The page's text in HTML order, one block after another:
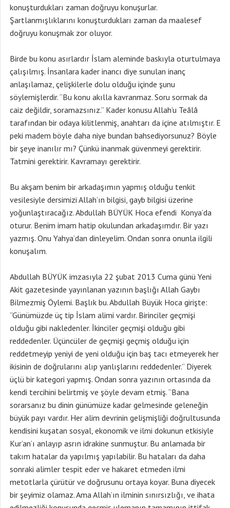
konuşturdukları zaman doğruyu konuşurlar.
Şartlanmışlıklarını konuşturdukları zaman da maalesef
doğruyu konuşmak zor oluyor.
Birde bu konu asırlardır İslam aleminde baskıyla oturtulmaya
çalışılmış. İnsanlara kader inancı diye sunulan inanç
anlaşılamaz, çelişkilerle dolu olduğu içinde şunu
söylemişlerdir. “Bu konu akılla kavranmaz. Soru sormak da
caiz değildir, soramazsınız.” Kader konusu Allah’u Teâlâ
tarafından bir odaya kilitlenmiş, anahtarı da içine atılmıştır. E
peki madem böyle daha niye bundan bahsediyorsunuz? Böyle
bir şeye inanılır mı? Çünkü inanmak güvenmeyi gerektirir.
Tatmini gerektirir. Kavramayı gerektirir.
Bu akşam benim bir arkadaşımın yapmış olduğu tenkit
vesilesiyle dersimizi Allah’ın bilgisi, gayb bilgisi üzerine
yoğunlaştıracağız. Abdullah BÜYÜK Hoca efendi Konya’da
oturur. Benim imam hatip okulundan arkadaşımdır. Bir yazı
yazmış. Onu Yahya’dan dinleyelim. Ondan sonra onunla ilgili
konuşalım.
Abdullah BÜYÜK imzasıyla 22 şubat 2013 Cuma günü Yeni
Akit gazetesinde yayınlanan yazının başlığı Allah Gaybı
Bilmezmiş Öylemi. Başlık bu. Abdullah Büyük Hoca girişte:
“Günümüzde üç tip İslam alimi vardır. Birinciler geçmişi
olduğu gibi nakledenler. İkinciler geçmişi olduğu gibi
reddedenler. Üçüncüler de geçmişi geçmiş olduğu için
reddetmeyip yeniyi de yeni olduğu için baş tacı etmeyerek her
ikisinin de doğrularını alıp yanlışlarını reddedenler.” Diyerek
üçlü bir kategori yapmış. Ondan sonra yazının ortasında da
kendi tercihini belirtmiş ve şöyle devam etmiş. “Bana
sorarsanız bu dinin günümüze kadar gelmesinde geleneğin
büyük payı vardır. Her alim devrinin gelişmişliği doğrultusunda
kendisini kuşatan sosyal, ekonomik ve ilmi dokunun etkisiyle
Kur’an’ı anlayıp asrın idrakine sunmuştur. Bu anlamada bir
takım hatalar da yapılmış yapılabilir. Bu hataları da daha
sonraki alimler tespit eder ve hakaret etmeden ilmi
metotlarla çürütür ve doğrusunu ortaya koyar. Buna diyecek
bir şeyimiz olamaz. Ama Allah’ın ilminin sınırsızlığı, ve ihata